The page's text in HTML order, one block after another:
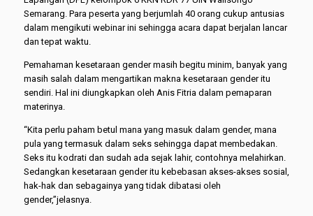
Semarang. Para peserta yang berjumlah 40 orang cukup antusias
dalam mengikuti webinar ini sehingga acara dapat berjalan lancar
dan tepat waktu.
Pemahaman kesetaraan gender masih begitu minim, banyak yang
masih salah dalam mengartikan makna kesetaraan gender itu
sendiri. Hal ini diungkapkan oleh Anis Fitria dalam pemaparan
materinya.
“Kita perlu paham betul mana yang masuk dalam gender, mana
pula yang termasuk dalam seks sehingga dapat membedakan.
Seks itu kodrati dan sudah ada sejak lahir, contohnya melahirkan.
Sedangkan kesetaraan gender itu kebebasan akses-akses sosial,
hak-hak dan sebagainya yang tidak dibatasi oleh
gender,”jelasnya.